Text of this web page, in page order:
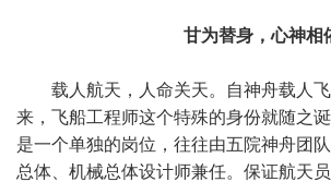
甘为替身，心神相
载人航天，人命关天。自神舟载人
来，飞船工程师这个特殊的身份就随之
是一个单独的岗位，往往由五院神舟团
总体、机械总体设计师兼任。保证航天